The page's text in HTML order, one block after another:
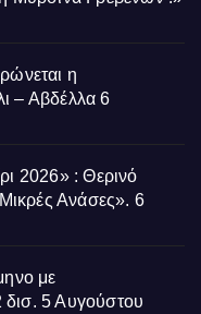
η
– Αβδέλλα 6
2026» : Θερινό
Ανάσες». 6
με
5 Αυγούστου